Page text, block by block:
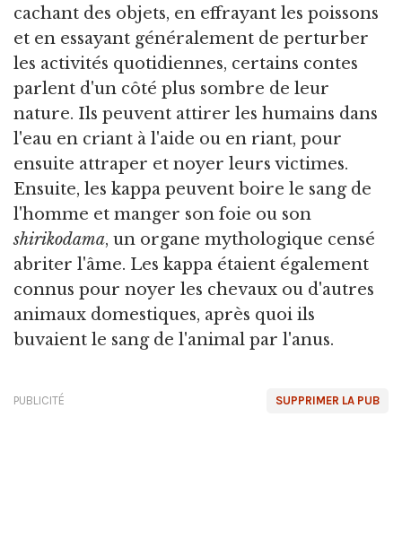
cachant des objets, en effrayant les poissons
et en essayant généralement de perturber
les activités quotidiennes, certains contes
parlent d'un côté plus sombre de leur
nature. Ils peuvent attirer les humains dans
l'eau en criant à l'aide ou en riant, pour
ensuite attraper et noyer leurs victimes.
Ensuite, les kappa peuvent boire le sang de
l'homme et manger son foie ou son
shirikodama, un organe mythologique censé
abriter l'âme. Les kappa étaient également
connus pour noyer les chevaux ou d'autres
animaux domestiques, après quoi ils
buvaient le sang de l'animal par l'anus.
SUPPRIMER LA PUB
PUBLICITÉ